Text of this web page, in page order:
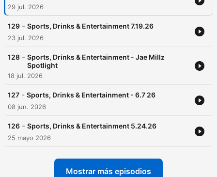
29 jul. 2026
129 - Sports, Drinks & Entertainment 7.19.26
23 jul. 2026
128 - Sports, Drinks & Entertainment - Jae Millz
Spotlight
18 jul. 2026
127 - Sports, Drinks & Entertainment - 6.7 26
08 jun. 2026
126 - Sports, Drinks & Entertainment 5.24.26
25 mayo 2026
Mostrar más episodios